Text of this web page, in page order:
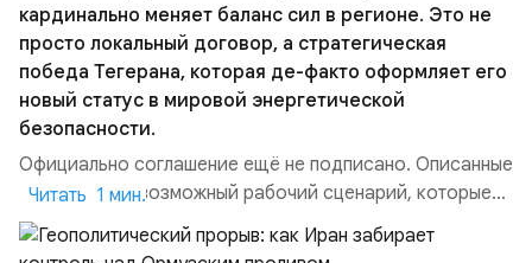
кардинально меняет баланс сил в регионе. Это не
просто локальный договор, а стратегическая
победа Тегерана, которая де-факто оформляет его
новый статус в мировой энергетической
безопасности.
Официально соглашение ещё не подписано. Описанные
пункты — это возможный рабочий сценарий, которые
скорее всего будут реализованы.Разбираем ключевые
тезисы и последствия этого соглашения:. 1. Новые
Читать 1 мин.